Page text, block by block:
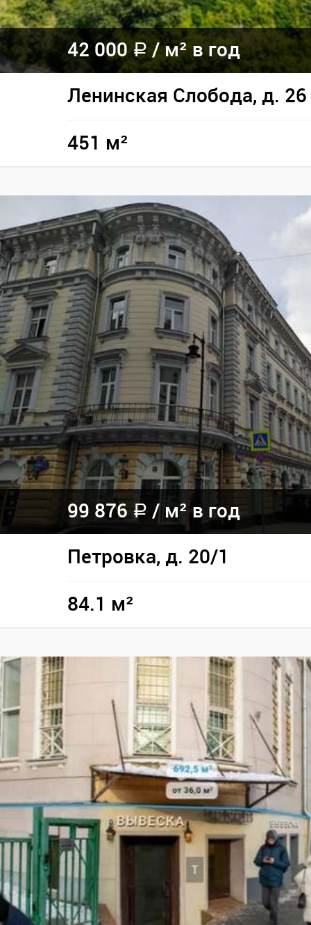
42 000a /м² в год
Ленинская Слобода, д. 26
451 м²
99 876 a / м² в год
Петровка, д. 20/1
84.1 м²